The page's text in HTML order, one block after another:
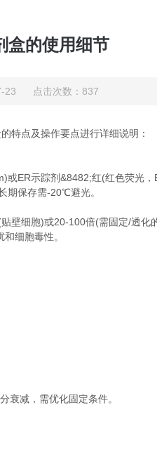
盒的使用细节
23 点击次数：837
点及操作要点进行详细说明：
示踪剂&8482;红(红色荧光，
期保存需-20℃避光。
细胞)或20-100倍(需固定/透化的
细胞毒性。
减，需优化固定条件。